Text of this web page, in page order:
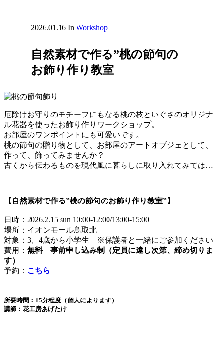
2026.01.16 In Workshop
自然素材で作る”桃の節句の
お飾り作り教室
厄除けお守りのモチーフにもなる桃の枝といぐさのオリジナ
ル花器を使ったお飾り作りワークショップ。
お部屋のワンポイントにも可愛いです。
桃の節句の贈り物として、お部屋のアートオブジェとして、
作って、飾ってみませんか？
古くから伝わるものを現代風に暮らしに取り入れてみては…
【自然素材で作る”桃の節句のお飾り作り教室”】
日時：2026.2.15 sun 10:00-12:00/13:00-15:00
場所：イオンモール鳥取北
対象：3、4歳から小学生 ※保護者と一緒にご参加ください
費用： 無料
事前申し込み制（定員に達し次第、締め切りま
す）
予約： こちら
所要時間：15分程度（個人によります）
講師：花工房あげたけ